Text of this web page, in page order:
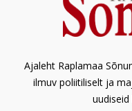
Ajaleht Raplamaa
ilmuv poliitiliselt ja